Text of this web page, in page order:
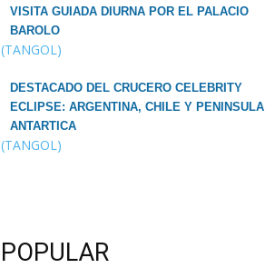
VISITA GUIADA DIURNA POR EL PALACIO
BAROLO
(TANGOL)
DESTACADO DEL CRUCERO CELEBRITY
ECLIPSE: ARGENTINA, CHILE Y PENINSULA
ANTARTICA
(TANGOL)
POPULAR